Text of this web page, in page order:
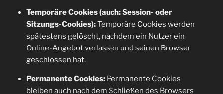
Temporäre Cookies (auch: Session- oder
Sitzungs-Cookies):Temporäre Cookies werden
spätestens gelöscht, nachdem ein Nutzer ein
Online-Angebot verlassen und seinen Browser
geschlossen hat.
Permanente Cookies:Permanente Cookies
bleiben auch nach dem Schließen des Browsers